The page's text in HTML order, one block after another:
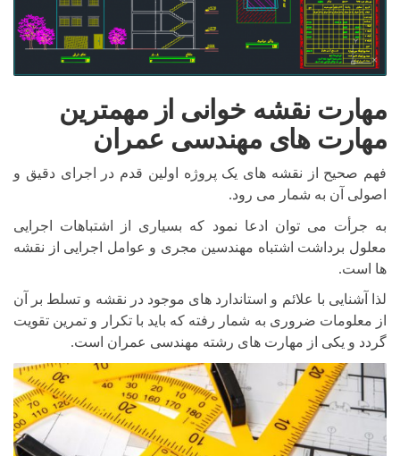
مهارت نقشه خوانی از مهمترین
مهارت های مهندسی عمران
فهم صحیح از نقشه های یک پروژه اولین قدم در اجرای دقیق و
اصولی آن به شمار می رود.
به جرأت می توان ادعا نمود که بسیاری از اشتباهات اجرایی
معلول برداشت اشتباه مهندسین مجری و عوامل اجرایی از نقشه
ها است.
لذا آشنایی با علائم و استاندارد های موجود در نقشه و تسلط بر آن
از معلومات ضروری به شمار رفته که باید با تکرار و تمرین تقویت
گردد و یکی از مهارت های رشته مهندسی عمران است.